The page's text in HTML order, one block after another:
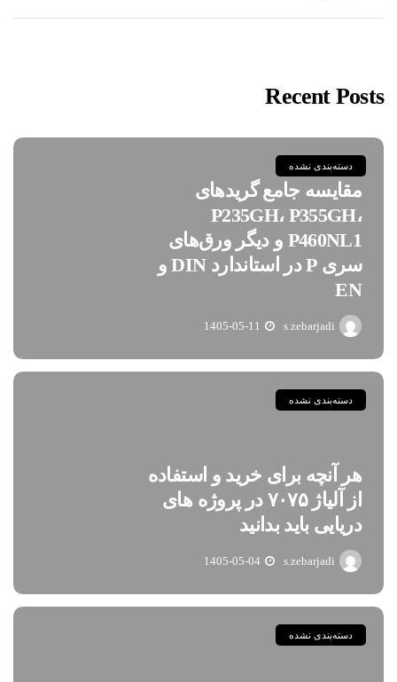
Recent Posts
دسته‌بندی نشده
مقایسه جامع گریدهای
P235GH، P355GH،
P460NL1 و دیگر ورق‌های
سری P در استاندارد DIN و
EN
s.zebarjadi
1405-05-11
دسته‌بندی نشده
هر آنچه برای خرید و استفاده
از آلیاژ ۷۰۷۵ در پروژه های
دریایی باید بدانید
s.zebarjadi
1405-05-04
دسته‌بندی نشده